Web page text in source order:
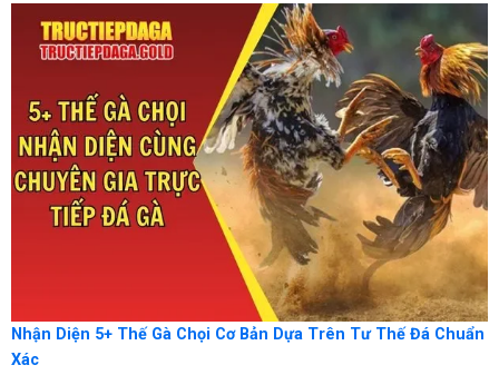
Nhận Diện 5+ Thế Gà Chọi Cơ Bản Dựa Trên Tư Thế Đá Chuẩn
Xác